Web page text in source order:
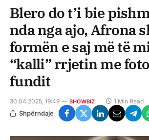
Blero do t’i bie
nda nga ajo, Afrona
formën e saj më të
“kalli” rrjetin me
fundit
30.04.2025, 19:49 SHOWBIZ 1 Min Read
Shpërndaje